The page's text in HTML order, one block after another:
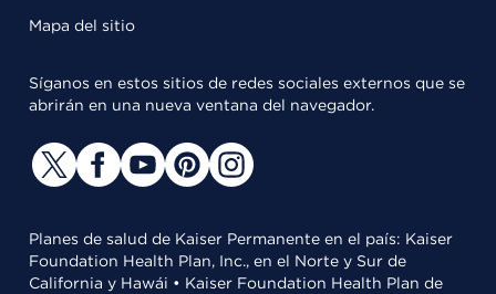
Mapa del sitio
Síganos en estos sitios de redes sociales externos que se
abrirán en una nueva ventana del navegador.
Planes de salud de Kaiser Permanente en el país: Kaiser
Foundation Health Plan, Inc., en el Norte y Sur de
California y Hawái • Kaiser Foundation Health Plan de